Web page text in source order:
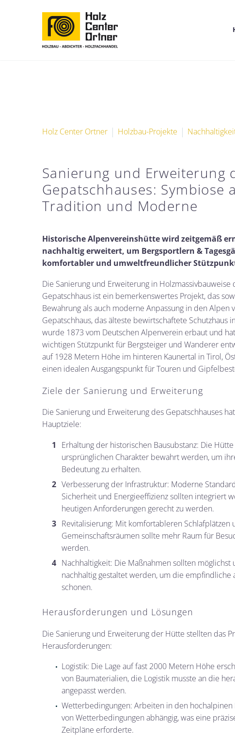
Holz Center Ortner Holzbau-Projekte
Sanierung und Erweiterung
Gepatschhauses: Symbiose
Tradition und Moderne
Historische Alpenvereinshütte wird zeitgemäß
nachhaltig erweitert, um Bergsportlern &
komfortabler und umweltfreundlicher
Die Sanierung und Erweiterung in
Gepatschhaus ist ein bemerkenswertes Projekt, das
Bewahrung als auch moderne Anpassung in den Alpen
Gepatschhaus, das älteste bewirtschaftete Schutzhaus
wurde 1873 vom Deutschen Alpenverein erbaut und
wichtigen Stützpunkt für Bergsteiger und Wanderer
auf 1928 Metern Höhe im hinteren Kaunertal in Tirol,
einen idealen Ausgangspunkt für Touren und
Ziele der Sanierung und Erweiterung
Die Sanierung und Erweiterung des Gepatschhauses
Hauptziele:
Erhaltung der historischen Bausubstanz: Die
ursprünglichen Charakter bewahrt werden, um
Bedeutung zu erhalten.
Verbesserung der Infrastruktur: Moderne
Sicherheit und Energieeffizienz sollten integriert
heutigen Anforderungen gerecht zu werden.
Revitalisierung: Mit komfortableren Schlafplätzen
Gemeinschaftsräumen sollte mehr Raum für
werden.
Nachhaltigkeit: Die Maßnahmen sollten
nachhaltig gestaltet werden, um die empfindliche
schonen.
Herausforderungen und Lösungen
Die Sanierung und Erweiterung der Hütte stellten das
Herausforderungen:
Logistik: Die Lage auf fast 2000 Metern Höhe
von Baumaterialien, die Logistik musste an die
angepasst werden.
Wetterbedingungen: Arbeiten in den hochalpinen
von Wetterbedingungen abhängig, was eine
Zeitpläne erforderte.